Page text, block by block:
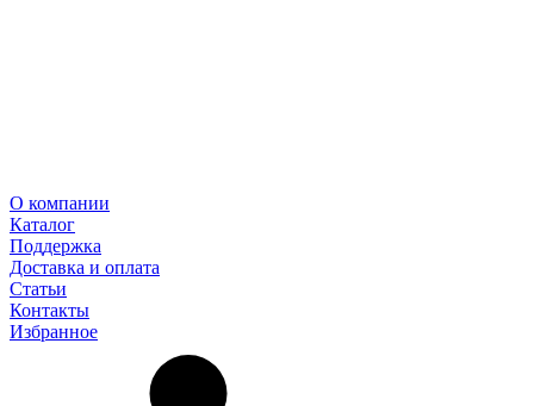
О компании
Каталог
Поддержка
Доставка и оплата
Статьи
Контакты
Избранное